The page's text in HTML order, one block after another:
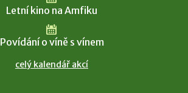
Letní kino na Amfiku
Povídání o víně s vínem
celý kalendář akcí